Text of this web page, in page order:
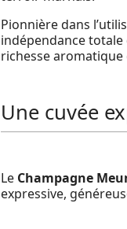
Pionnière dans
indépendance totale
richesse aromatique
Une cuvée
Le Champagne
expressive,